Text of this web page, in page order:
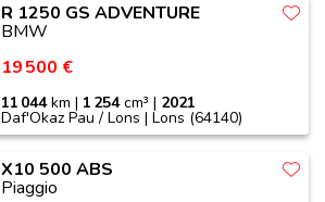
R 1250 GS ADVENTURE
BMW
19 500 €
11 044km | 1 254cm³ | 2021
Daf'Okaz Pau / Lons | Lons (64140)
X10 500 ABS
Piaggio